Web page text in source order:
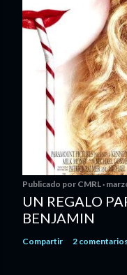
Publicado por CMRL
UN REGALO
BENJAMIN
Compartir 2